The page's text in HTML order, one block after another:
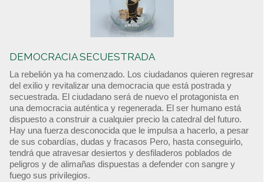
DEMOCRACIA SECUESTRADA
La rebelión ya ha comenzado. Los ciudadanos quieren regresar
del exilio y revitalizar una democracia que está postrada y
secuestrada. El ciudadano será de nuevo el protagonista en
una democracia auténtica y regenerada. El ser humano está
dispuesto a construir a cualquier precio la catedral del futuro.
Hay una fuerza desconocida que le impulsa a hacerlo, a pesar
de sus cobardías, dudas y fracasos Pero, hasta conseguirlo,
tendrá que atravesar desiertos y desfiladeros poblados de
peligros y de alimañas dispuestas a defender con sangre y
fuego sus privilegios.